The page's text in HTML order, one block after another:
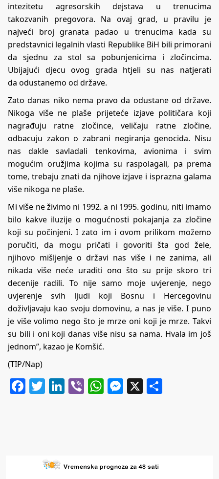
intezitetu agresorskih dejstava u trenucima
takozvanih pregovora. Na ovaj grad, u pravilu je
najveći broj granata padao u trenucima kada su
predstavnici legalnih vlasti Republike BiH bili primorani
da sjednu za stol sa pobunjenicima i zločincima.
Ubijajući djecu ovog grada htjeli su nas natjerati
da odustanemo od države.
Zato danas niko nema pravo da odustane od države.
Nikoga više ne plaše prijeteće izjave političara koji
nagrađuju ratne zločince, veličaju ratne zločine,
odbacuju zakon o zabrani negiranja genocida. Nisu
nas dakle savladali tenkovima, avionima i svim
mogućim oružjima kojima su raspolagali, pa prema
tome, trebaju znati da njihove izjave i isprazna galama
više nikoga ne plaše.
Mi više ne živimo ni 1992. a ni 1995. godinu, niti imamo
bilo kakve iluzije o mogućnosti pokajanja za zločine
koji su počinjeni. I zato im i ovom prilikom možemo
poručiti, da mogu pričati i govoriti šta god žele,
njihovo mišljenje o državi nas više i ne zanima, ali
nikada više neće uraditi ono što su prije skoro tri
decenije radili. To nije samo moje uvjerenje, nego
uvjerenje svih ljudi koji Bosnu i Hercegovinu
doživljavaju kao svoju domovinu, a nas je više. I puno
je više volimo nego što je mrze oni koji je mrze. Takvi
su bili i oni koji danas više nisu sa nama. Hvala im još
jednom”, kazao je Komšić.
(TIP/Nap)
Facebook
Twitter
LinkedIn
ViberWhatsApp
Messenger
X